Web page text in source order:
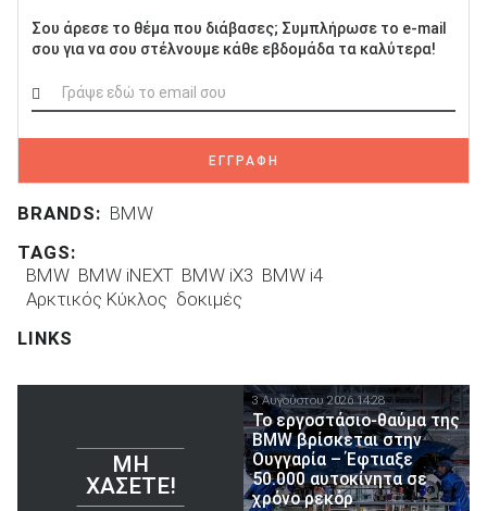
Σου άρεσε το θέμα που διάβασες; Συμπλήρωσε το e-mail
σου για να σου στέλνουμε κάθε εβδομάδα τα καλύτερα!
ΕΓΓΡΑΦΗ
BRANDS: BMW
TAGS:
BMW BMW iNEXT BMW iX3 BMW i4
Αρκτικός Κύκλος δοκιμές
LINKS
ΜΗ
ΧΆΣΕΤΕ!
3 Αυγούστου 2026 14:28
Το εργοστάσιο-θαύμα της
BMW βρίσκεται στην
Ουγγαρία – Έφτιαξε
50.000 αυτοκίνητα σε
χρόνο ρεκόρ